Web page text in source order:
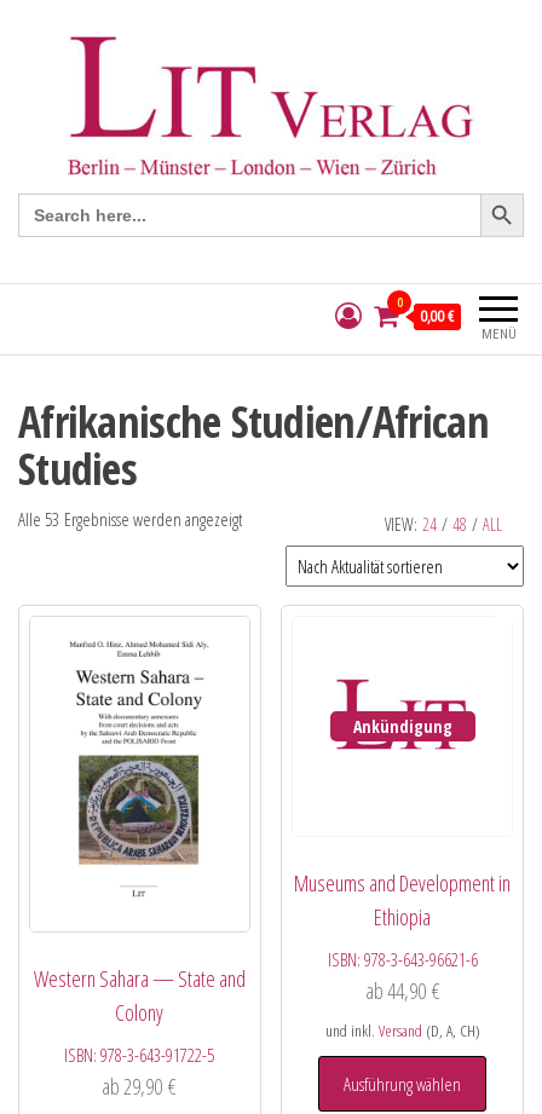
Search
for:
Search Button
MENÜ
0
0,00 €
Afrikanische Studien/African
Studies
VIEW: 24 / 48 / ALL
Alle 53 Ergebnisse werden angezeigt
Western Sahara — State and
Colony
ISBN:978-3-643-91722-5
ab29,90€
Ankündigung
Museums and Development in
Ethiopia
ISBN: 978-3-643-96621-6
ab44,90 €
und inkl. Versand (D, A, CH)
Ausführung wählen